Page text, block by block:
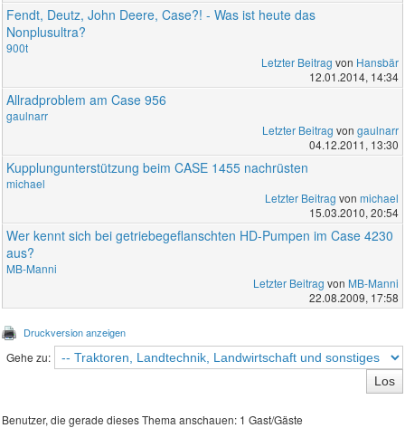
Fendt, Deutz, John Deere, Case?! - Was ist heute das
Nonplusultra?
900t
Letzter Beitrag von Hansbär
12.01.2014, 14:34
Allradproblem am Case 956
gaulnarr
Letzter Beitrag von gaulnarr
04.12.2011, 13:30
Kupplungunterstützung beim CASE 1455 nachrüsten
michael
Letzter Beitrag von michael
15.03.2010, 20:54
Wer kennt sich bei getriebegeflanschten HD-Pumpen im Case 4230
aus?
MB-Manni
Letzter Beitrag von MB-Manni
22.08.2009, 17:58
Druckversion anzeigen
Gehe zu:
Benutzer, die gerade dieses Thema anschauen: 1 Gast/Gäste